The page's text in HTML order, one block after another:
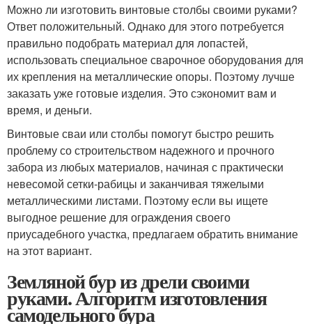
Можно ли изготовить винтовые столбы своими руками?
Ответ положительный. Однако для этого потребуется
правильно подобрать материал для лопастей,
использовать специальное сварочное оборудования для
их крепления на металлические опоры. Поэтому лучше
заказать уже готовые изделия. Это сэкономит вам и
время, и деньги.
Винтовые сваи или столбы помогут быстро решить
проблему со строительством надежного и прочного
забора из любых материалов, начиная с практически
невесомой сетки-рабицы и заканчивая тяжелыми
металлическими листами. Поэтому если вы ищете
выгодное решение для ограждения своего
приусадебного участка, предлагаем обратить внимание
на этот вариант.
Земляной бур из дрели своими
руками. Алгоритм изготовления
самодельного бура